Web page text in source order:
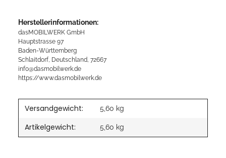
Herstellerinformationen:
dasMOBILWERK GmbH
Hauptstrasse 97
Baden-Württemberg
Schlaitdorf, Deutschland, 72667
info@dasmobilwerk.de
https://www.dasmobilwerk.de
Versandgewicht: 5,60 kg
Artikelgewicht: 5,60 kg